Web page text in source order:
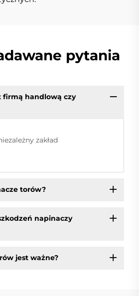
pytania
firmą handlową czy
zakład
torów?
napinaczy
jest ważne?